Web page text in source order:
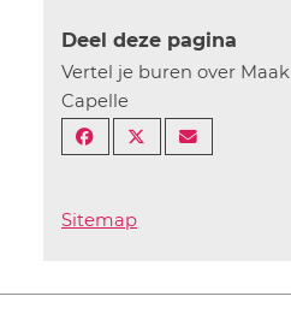
Deel deze pagina
Vertel je buren over Maak
Capelle
Sitemap